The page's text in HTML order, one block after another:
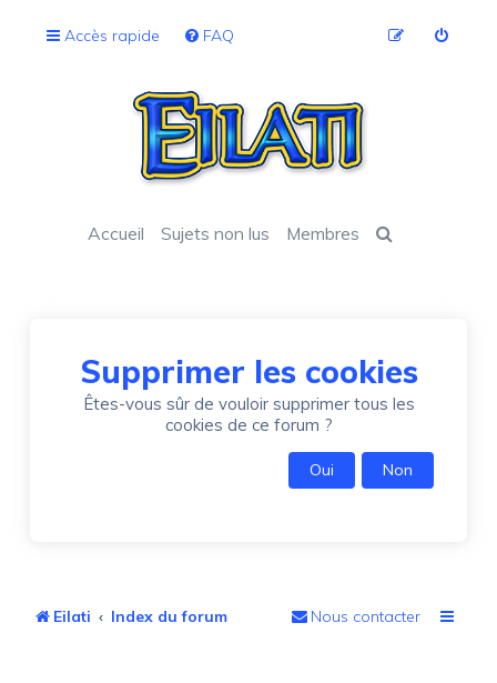
Accès rapide FAQ
Accueil Sujets non lus Membres
Supprimer les cookies
Êtes-vous sûr de vouloir supprimer tous les
cookies de ce forum ?
Eilati Index du forum Nous contacter